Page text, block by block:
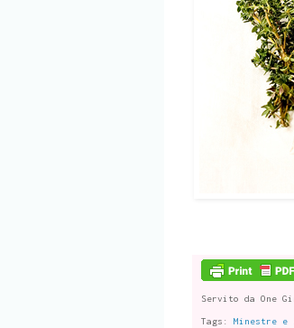
Servito da One
Tags: Minestre e